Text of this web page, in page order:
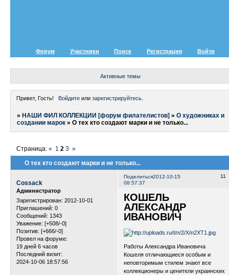
Форум Участники Поиск Регистрация Войти
Активные темы
Привет, Гость! Войдитеили зарегистрируйтесь.
» НАШИ ФИЛ КОЛЛЕКЦИИ [форум филателистов] »О художниках и
создании марок »О тех кто создают марки и не только...
О тех кто создают марки и не только...
Страница:« 1 2 3 »
Поделиться 11
2012-10-15
08:57:37
Cossack
Администратор
Зарегистрирован: 2012-10-01
Приглашений: 0
Сообщений: 1343
Уважение: [+508/-0]
Позитив: [+666/-0]
Провел на форуме:
19 дней 6 часов
Последний визит:
2024-10-06 18:57:56
КОШЕЛЬ
АЛЕКСАНДР
ИВАНОВИЧ
Работы Александра Ивановича
Кошеля отличающиеся особым и
неповторимым стилем знают все
коллекционеры и ценители украинских